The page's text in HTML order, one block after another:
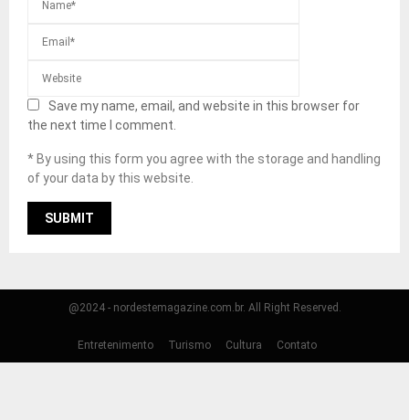
Save my name, email, and website in this browser for
the next time I comment.
* By using this form you agree with the storage and handling
of your data by this website.
@2024 - nordestemagazine.com.br. All Right Reserved.
Entretenimento Turismo Cultura Contato